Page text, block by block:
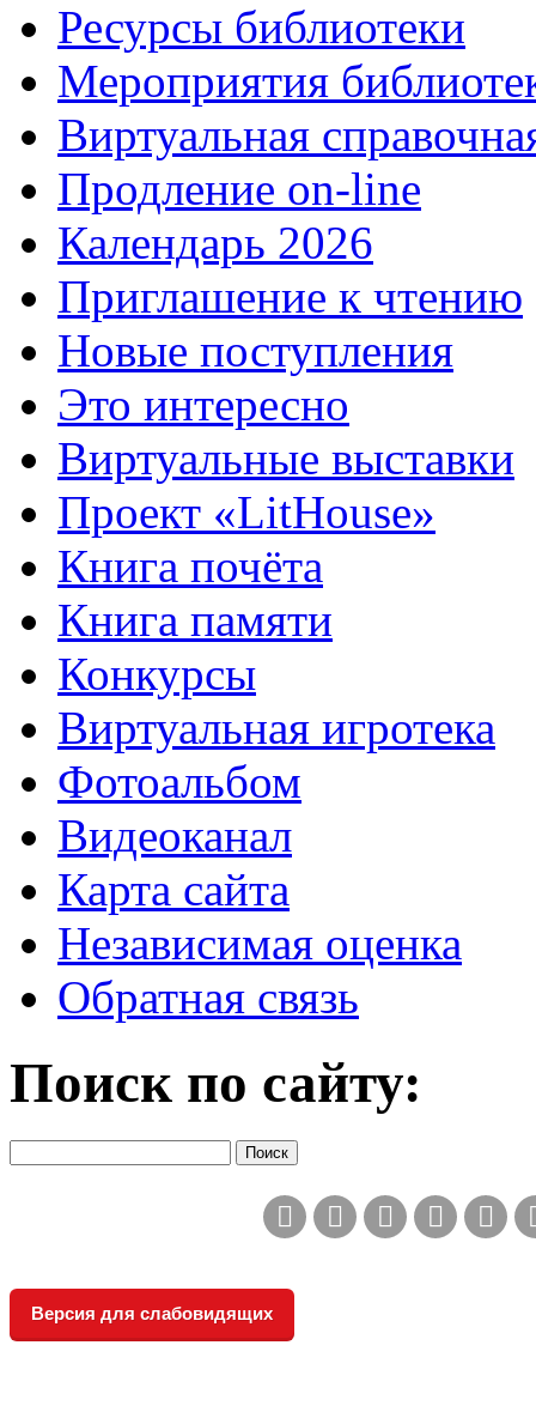
Ресурсы библиотеки
Мероприятия
Виртуальная
Продление on-line
Календарь 2026
Приглашение к чтению
Новые поступления
Это интересно
Виртуальные выставки
Проект «LitHouse»
Книга почёта
Книга памяти
Конкурсы
Виртуальная игротека
Фотоальбом
Видеоканал
Карта сайта
Независимая оценка
Обратная связь
Поиск по сайту:
Версия для слабовидящих